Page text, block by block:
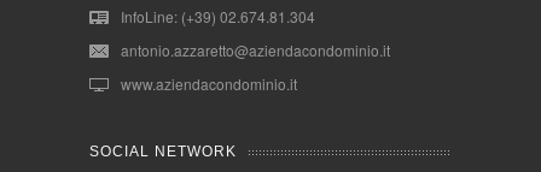
InfoLine: (+39) 02.674.81.304
antonio.azzaretto@aziendacondominio.it
www.aziendacondominio.it
SOCIAL NETWORK